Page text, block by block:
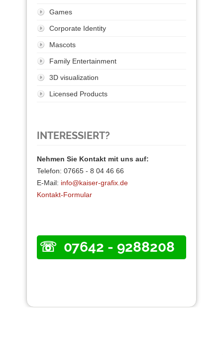
Games
Corporate Identity
Mascots
Family Entertainment
3D visualization
Licensed Products
INTERESSIERT?
Nehmen Sie Kontakt mit uns auf:
Telefon: 07665 - 8 04 46 66
E-Mail: info@kaiser-grafix.de
Kontakt-Formular
07642 - 9288208